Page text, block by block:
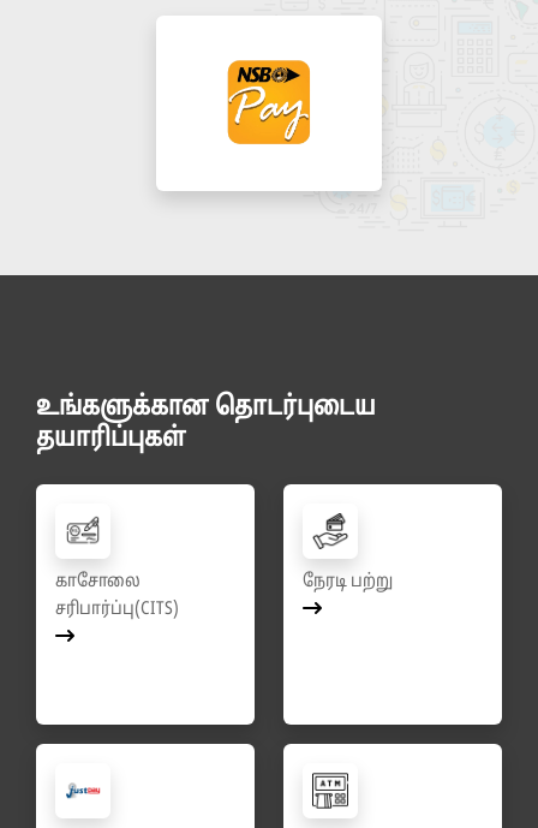
உங்களுக்கான தொடர்புடைய
தயாரிப்புகள்
காசோலை
சரிபார்ப்பு(CITS)
நேரடி பற்று